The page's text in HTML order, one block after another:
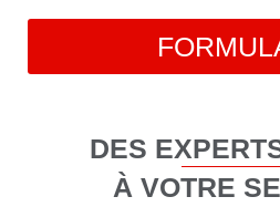
DES
À VOTRE